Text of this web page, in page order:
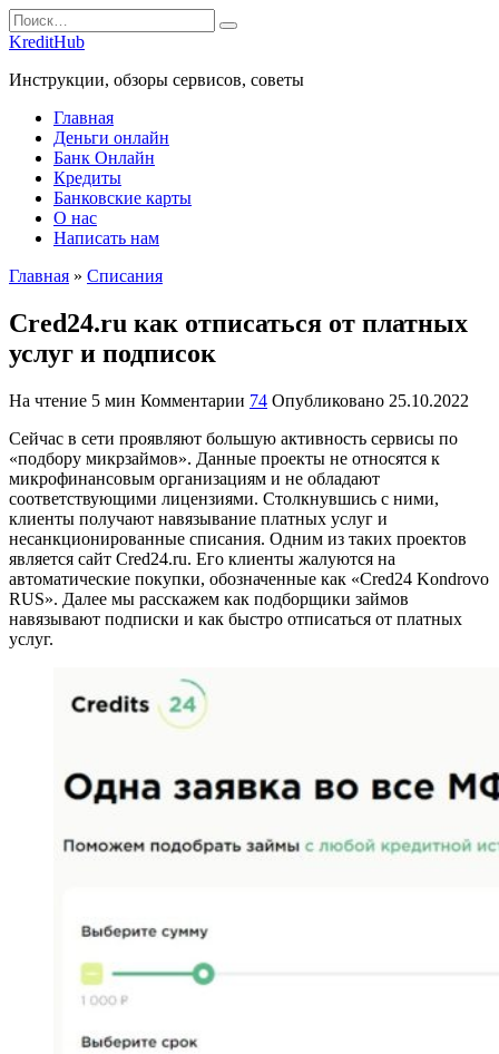
Перейти
к
Search
for:
KreditHub
Инструкции, обзоры сервисов, советы
Главная
Деньги онлайн
Банк Онлайн
Кредиты
Банковские карты
О нас
Написать нам
Главная » Списания
Cred24.ru как отписаться от платных
услуг и подписок
На чтение 5 мин Комментарии 74 Опубликовано 25.10.2022
Сейчас в сети проявляют большую активность сервисы по
«подбору микрзаймов». Данные проекты не относятся к
микрофинансовым организациям и не обладают
соответствующими лицензиями. Столкнувшись с ними,
клиенты получают навязывание платных услуг и
несанкционированные списания. Одним из таких проектов
является сайт Cred24.ru. Его клиенты жалуются на
автоматические покупки, обозначенные как «Cred24 Kondrovo
RUS». Далее мы расскажем как подборщики займов
навязывают подписки и как быстро отписаться от платных
услуг.